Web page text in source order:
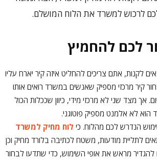
לרכוש למשרד את הלוח המושלם.
לכם להחמיץ
לקנות, אתם צריכים להחליט איזה קיר יארח עליו
קיר מרכזי מספיק שאנשים במשרד רואים אותו
אך מצד שני לא מרכזי מידי, כיוון שככלות הכול
לא אלמנט מספיק פוטוגני.
הנדרש לכם מהלוח. כי לוח מחיק למשרד
לתליית מודעות, משטח לכתיבה בלורד מחיק וכן
מראש את אופי השימוש, כדי שתדעו לבחור